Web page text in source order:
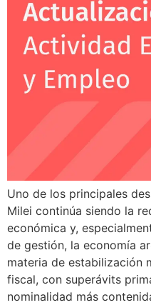
Uno de los principales
Milei continúa siendo la
económica y,
de gestión, la economía
materia de estabilización
fiscal, con superávits
nominalidad más